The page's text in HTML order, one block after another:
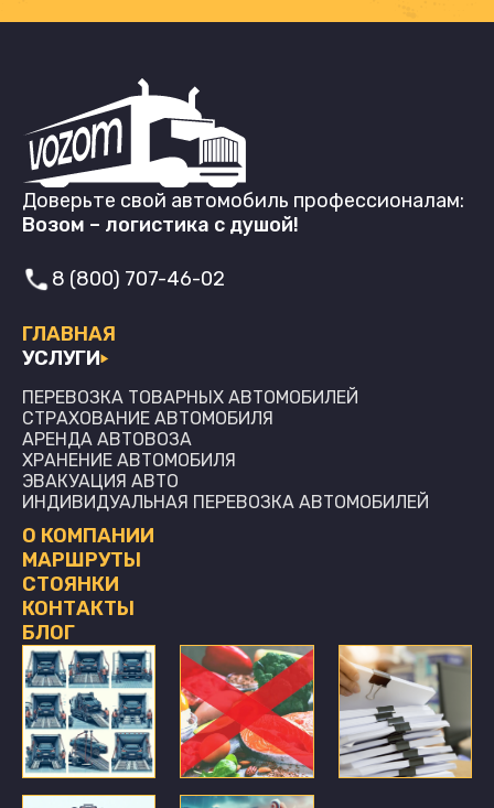
Доверьте свой автомобиль профессионалам:
Возом – логистика с душой!
ГЛАВНАЯ
УСЛУГИ
ПЕРЕВОЗКА ТОВАРНЫХ АВТОМОБИЛЕЙ
СТРАХОВАНИЕ АВТОМОБИЛЯ
АРЕНДА АВТОВОЗА
ХРАНЕНИЕ АВТОМОБИЛЯ
ЭВАКУАЦИЯ АВТО
ИНДИВИДУАЛЬНАЯ ПЕРЕВОЗКА АВТОМОБИЛЕЙ
О КОМПАНИИ
МАРШРУТЫ
СТОЯНКИ
КОНТАКТЫ
БЛОГ
8 (800) 707-46-02